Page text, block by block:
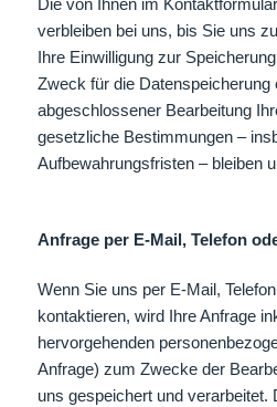
Die von Ihnen im
verbleiben bei uns, bis Sie uns
Ihre Einwilligung zur
Zweck für die Datenspeicherung
abgeschlossener Bearbeitung
gesetzliche Bestimmungen –
Aufbewahrungsfristen – bleiben
Anfrage per E-Mail, Telefon
Wenn Sie uns per E-Mail,
kontaktieren, wird Ihre Anfrage
hervorgehenden
Anfrage) zum Zwecke der
uns gespeichert und verarbeitet.